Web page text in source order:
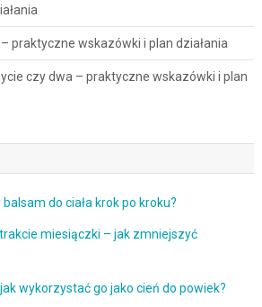
– praktyczne wskazówki i plan działania
czy dwa – praktyczne wskazówki i plan
do ciała krok po kroku?
miesiączki – jak zmniejszyć
wykorzystać go jako cień do powiek?